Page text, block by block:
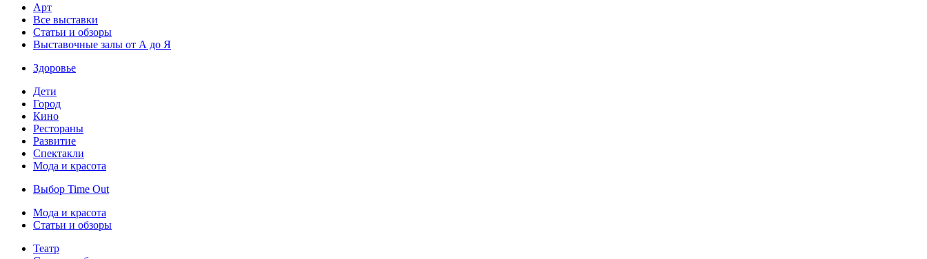
Арт
Все выставки
Статьи и обзоры
Выставочные залы от А до Я
Здоровье
Дети
Город
Кино
Рестораны
Развитие
Спектакли
Мода и красота
Выбор Time Out
Мода и красота
Статьи и обзоры
Театр